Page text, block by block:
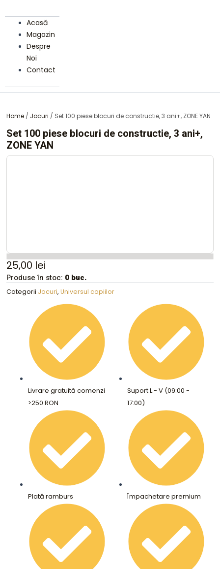
Acasă
Magazin
Despre
Noi
Contact
Home / Jocuri / Set 100 piese blocuri de constructie, 3 ani+, ZONE YAN
Set 100 piese blocuri de constructie, 3 ani+,
ZONE YAN
25,00 lei
Produse în stoc: 0 buc.
Categorii Jocuri,Universul copiilor
Livrare gratuită comenzi
>250 RON
Plată ramburs
Suport L - V (09:00 -
17:00)
Împachetare premium